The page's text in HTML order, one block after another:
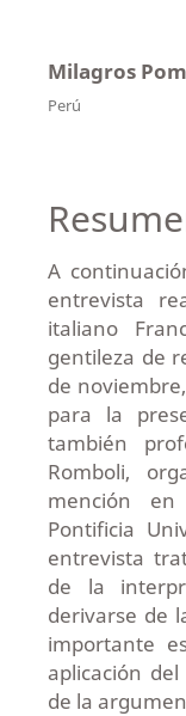
Milagros
Perú
A
entrevista
italiano
gentileza de
de
para la
también
Romboli,
mención en
Pontificia
entrevista
de la
derivarse de
importante
aplicación
de la